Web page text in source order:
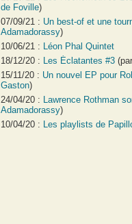
de Foville)
07/09/21 : Un best-of et une
Adamadorassy)
10/06/21 : Léon Phal Quintet
18/12/20 : Les Éclatantes #3 (par
15/11/20 : Un nouvel EP pour
Gaston)
24/04/20 : Lawrence Rothman
Adamadorassy)
10/04/20 : Les playlists de